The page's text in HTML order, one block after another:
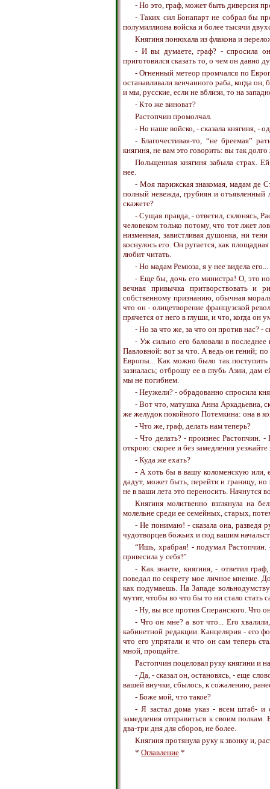
- Но это, граф, может быть диверсия
- Таких сил Бонапарт не собрал бы
полумиллиона войска и более тысячи
Княгиня понюхала из флакона и
- И вы думаете, граф? - спросила
приготовился сказать то, о чем он давно
- Огненный метеор промчался по
останавливали венчанного раба, когда
и мы, русские, если не вблизи, то на
- Кто же виноват?
Растопчин промолчал.
- Но наше войско, - сказала княгиня, -
- Благочестивая-то, “не бреемая”
княгиня, не вам это говорить: вы так
Польщенная княгиня забыла страх.
нее.
- Моя парижская знакомая, мадам де
полный невежда, грубиян и отъявленный
скажете?
- Сущая правда, - ответил, склонясь,
человеком только потому, что тот лжет
низменная, завистливая душонка, ни
коснулось его. Он ругается, как
любит читать.
- Но мадам Ремюза, я у нее видела
- Еще бы, дочь его министра! О, это
вечная привычка притворствовать и
собственному признанию, обычная
что он - олицетворение французской
прячется от него в глуши, и что, когда он
- Но за что же, за что он против нас? -
- Уж сильно его баловали в
Павловной: вот за что. А ведь он гений;
Европы... Как можно было так
зазналась; отброшу ее в глубь Азии, дам
мы не погибнем.
- Неужели? - обрадованно спросила
- Вот что, матушка Анна Аркадьевна,
же желудок покойного Потемкина: она в
- Что же, граф, делать нам теперь?
- Что делать? - произнес Растопчин.
открою: скорее и без замедления
- Куда же ехать?
- А хоть бы в вашу коломенскую или,
дадут, может быть, перейти и границу, но
не в ваши лета это переносить. Начнутся
Княгиня молитвенно взглянула на
молельне среди ее семейных, старых,
- Не понимаю! - сказала она, разведя
чудотворцев божьих и под вашим
“Ишь, храбрая! - подумал Растопчин.
привесила у себя!”
- Как знаете, княгиня, - ответил
поведал по секрету мое личное мнение.
как подумаешь. На Западе
мутят, чтобы во что бы то ни стало стать
- Ну, вы все против Сперанского. Что
- Что он мне? а вот что... Его
кабинетной редакции. Канцелярия - его
что его упрятали и что он сам теперь
мной, прощайте.
Растопчин поцеловал руку княгини и
- Да, - сказал он, остановясь, - еще
вашей внучки, сбылось, к сожалению,
- Боже мой, что такое?
- Я застал дома указ - всем штаб-
замедления отправиться к своим
два-три дня для сборов, не более.
Княгиня протянула руку к звонку и,
* Оглавление *